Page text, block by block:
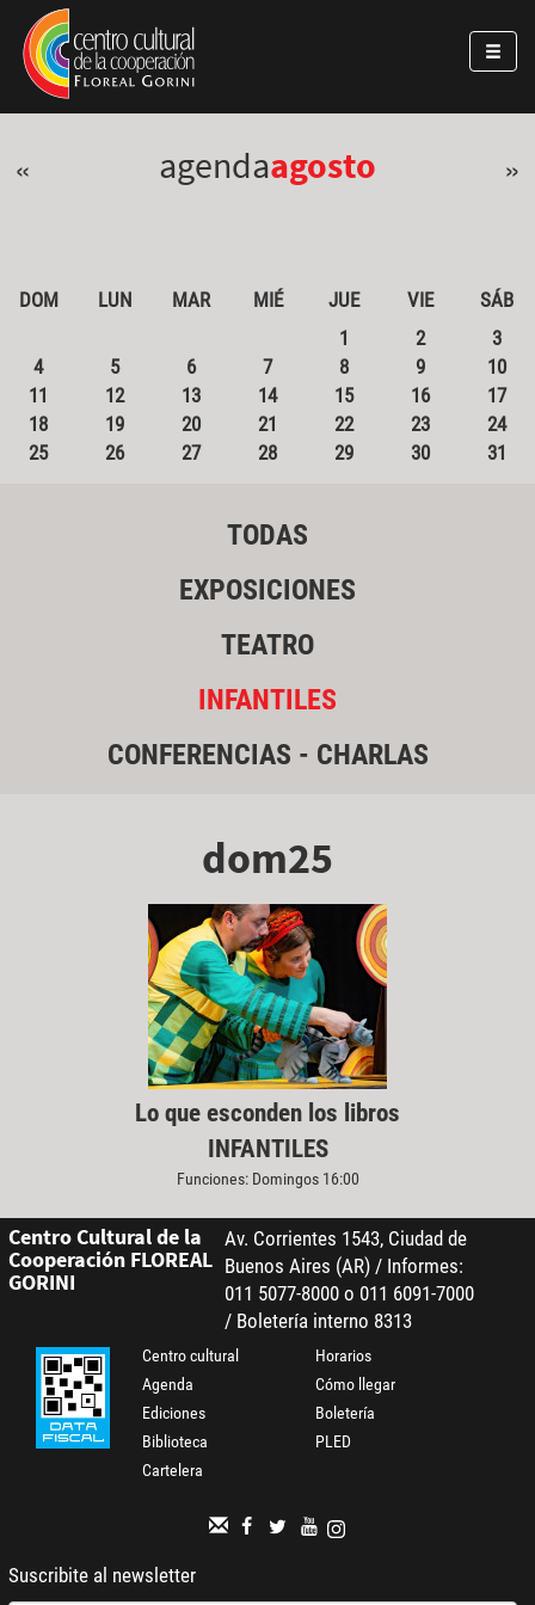
Pasar al contenido principal
Jump to main content
« agendaagosto »
DOM LUN MAR MIÉ JUE VIE
SÁB
1
2
3
4
5 6 7 8 9
10
11
12 13 14 15 16
17
18
19 20 21 22 23
24
25
26 27 28 29 30 31
TODAS
EXPOSICIONES
TEATRO
INFANTILES
CONFERENCIAS - CHARLAS
dom25
Lo que esconden los libros
INFANTILES
Funciones: Domingos 16:00
Centro Cultural de la
Cooperación FLOREAL
GORINI
Av. Corrientes 1543, Ciudad de
Buenos Aires (AR) / Informes:
011 5077-8000 o 011 6091-7000
/ Boletería interno 8313
Centro cultural
Agenda
Ediciones
Biblioteca
Cartelera
Horarios
Cómo llegar
Boletería
PLED
Suscribite al newsletter